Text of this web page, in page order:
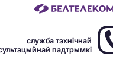
служба тэхнічнай
падтрымкі